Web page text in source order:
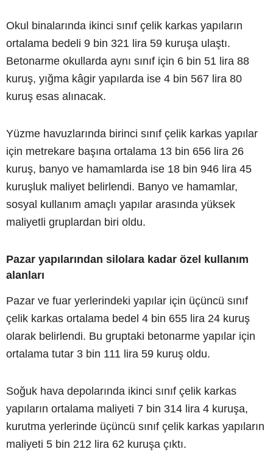
Okul binalarında ikinci sınıf çelik karkas yapıların
ortalama bedeli 9 bin 321 lira 59 kuruşa ulaştı.
Betonarme okullarda aynı sınıf için 6 bin 51 lira 88
kuruş, yığma kâgir yapılarda ise 4 bin 567 lira 80
kuruş esas alınacak.
Yüzme havuzlarında birinci sınıf çelik karkas yapılar
için metrekare başına ortalama 13 bin 656 lira 26
kuruş, banyo ve hamamlarda ise 18 bin 946 lira 45
kuruşluk maliyet belirlendi. Banyo ve hamamlar,
sosyal kullanım amaçlı yapılar arasında yüksek
maliyetli gruplardan biri oldu.
Pazar yapılarından silolara kadar özel kullanım
alanları
Pazar ve fuar yerlerindeki yapılar için üçüncü sınıf
çelik karkas ortalama bedel 4 bin 655 lira 24 kuruş
olarak belirlendi. Bu gruptaki betonarme yapılar için
ortalama tutar 3 bin 111 lira 59 kuruş oldu.
Soğuk hava depolarında ikinci sınıf çelik karkas
yapıların ortalama maliyeti 7 bin 314 lira 4 kuruşa,
kurutma yerlerinde üçüncü sınıf çelik karkas yapıların
maliyeti 5 bin 212 lira 62 kuruşa çıktı.